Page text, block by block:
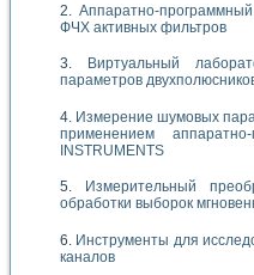
Аппаратно-
ФЧХ активных фильтров
Виртуальный
параметров
Измерение шумовых
применением
INSTRUMENTS
Измерительный
обработки выборок
Инструменты для
каналов